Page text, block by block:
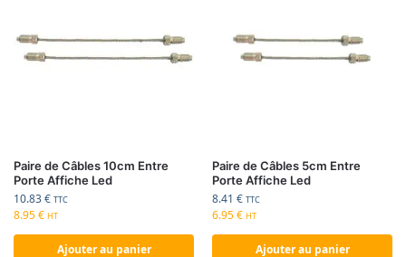
Paire de Câbles 10cm Entre
Porte Affiche Led
10.83€ TTC
8.95€ HT
Ajouter au panier
Paire de Câbles 5cm Entre
Porte Affiche Led
8.41 € TTC
6.95€ HT
Ajouter au panier